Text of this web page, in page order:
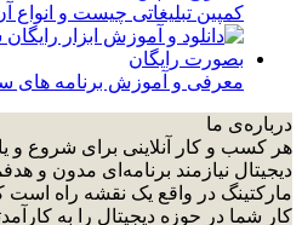
کمپین تبلیغاتی چیست و انواع
معرفی و آموزش برنامه های
درباره‌ی ما
هر کسب و کار آنلاینی برای شروع و
دیجیتال نیازمند برنامه‌ای مدون و
مارکتینگ در واقع یک نقشه راه
کار شما در حوزه دیجیتال را به